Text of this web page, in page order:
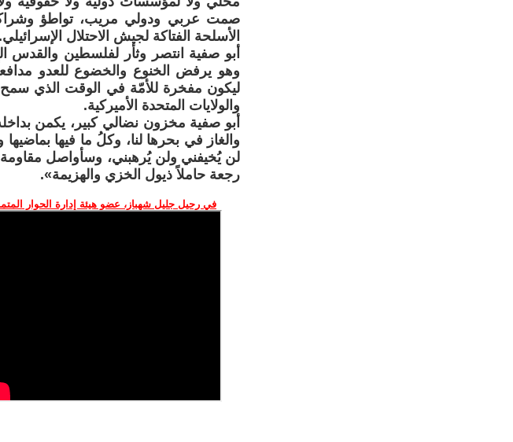
صمت عربي ودولي مريب، تواطؤ وشراكة
الأسلحة الفتاكة لجيش الاحتلال الإسرائيلي.
أبو صفية انتصر وثأر لفلسطين والقدس
وهو يرفض الخنوع والخضوع للعدو
ليكون مفخرة للأمّة في الوقت الذي سمح
والولايات المتحدة الأميركية.
أبو صفية مخزون نضالي كبير، يكمن بداخله
والغاز في بحرها لنا، وكلُ ما فيها
لن يُخيفني ولن يُرهبني، وسأواصل
رجعة حاملاً ذيول الخزي والهزيمة».
في رحيل جليل شهباز، عضو هيئة إدارة الحوار